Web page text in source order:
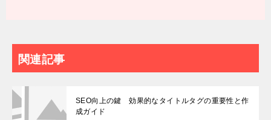
関連記事
SEO向上の鍵 効果的なタイトルタグの重要性と作
成ガイド